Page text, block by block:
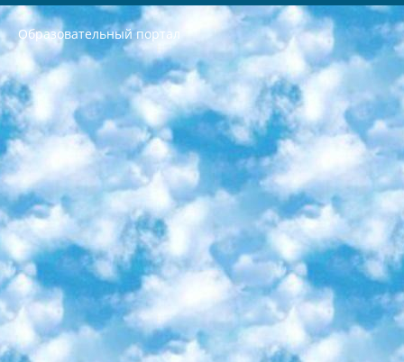
Образовательный портал
РЕСПУБЛИКА УЗБЕКИСТАН МИНИСТРЕРСТВО ДОШКОЛЬНОГО И ШКОЛЬНОГО ОБРАЗОВАНИЯ КОМАНДА в общеобразовательных учреждениях в 2023-2024 учебном году организация и проведение итоговой государственной аттестации обучающихся о Министра дошкольного и школьного образования Республики Узбекистан от 4 марта 2008 года (постановлением Минюста от 20 марта 2008 года № 1778 государственной регистрации) «Итоговое состояние учащихся общего среднего образования на основании положения об утверждении положения об аттестации общего среднего образования выпускной экзамен студентов в образовательных учреждениях в 2023-2024 учебном году В целях организации и прохождения аттестации приказываю: 1. Следующее: перечень предметов, по которым будет проводиться итоговая государственная аттестация и экзамен формы перевода согласно приложению 1; сертификаты международного образца, оценивающие уровень владения иностранными языками перечень согласно приложению 2; 2. Педагогический при специализированных образовательных учреждениях. научно-практический центр квалификации и международной оценки (Д.Давидова) 2024 г. До 25 марта: задания по предметам, по которым будет проводиться итоговая аттестация разработка и утверждение технических условий; итоговая аттестация на основании разработанного предметного задания разработка вопросов по предметам (устно и письменно), экзамен передача; общеобразовательные средние школы и специальные учебные заведения учащиеся выпускных классов школ и интернатов в агентской системе подготовка базы данных экзаменационных материалов и критериев оценки; перевод базы экзаменационных материалов на все языки обучения подать в Республиканский образовательный центр для изготовления; варианты экзаменов на основе разработанных контрольных материалов пусть будут поставлены задачи формирования. 3. Республиканский образовательный центр (Ш.Худайкулов) до 5 апреля 2024 года. до: база данных предоставленных экзаменационных материалов на все языки обучения перевод и экспертиза; для слепых, слабовидящих, глухих, слабослышащих и умственно отсталых детей учащиеся выпускных классов специализированных школ и школ-интернатов база данных экзаменационных материалов на всех преподаваемых языках подготовка критериев оценки; специализированные школы для умственно отсталых детей и технологии для учащихся выпускных классов школ-интернатов разработка соответствующих рекомендаций и критериев проведения ЕГЭ по естествознанию давать задания. 4. Педагогический при специализированных образовательных учреждениях. Научно-практический центр навыков и международной оценки (Д.Давидова), Республика образовательный центр (Худайкулов Ш.) итоговый государственный аттестационный экзамен ориентирован на творческое и логическое мышление при подготовке базы материалов учитывать введение заданий. 5. Следует отметить, что: сертификат государственного образца о знании общеобразовательного предмета и как минимум национальный уровень B1 по предметам на иностранных языках, указанным в Приложении 2. или международно признанный сертификат эквивалентного уровня студенты, изучающие определенный предмет, освобождаются от экзамена; по соответствующим предметам запланирована итоговая государственная аттестация за день до дня, путем жеребьевки Рабочей группой (в письменной форме по предметам, проводимым в форме) из числа сформированных вариантов выбрано 2 варианта; 2 выбранных варианта экзамена анонсированы на официальном сайте министерства и все выпускники по всей стране на основе этих вариантов проводит итоговую государственную аттестацию. 6. Государственное образование учащихся средних общеобразовательных учреждений. знания в соответствии с квалификационными требованиями, которые необходимо приобрести на основании стандартов итоговый (выпускной) контроль для 9 и 11 классов в целях тестирования Экзамены (далее – экзамены) состоят из предметов, перечисленных в приложении 1. будет сделано. 7. Экзамены пройдут с 26 мая по 15 июня 2024 г. (кроме науки физического воспитания). 8. Физическая для учащихся 9 классов общесредних образовательных учреждений. Экзамены по предмету «Образование, квалификация медицина» 1-6 мая 2024 года. сотрудники перевести под присмотр (с отклонениями в физическом или умственном развитии) специализированная школа для детей, школы-интернаты и со сколиозом школы-интернаты санаторного типа для больных детей исключены). 9. Он был слепым, слабовидящим и имел нарушения опорно-двигательного аппарата. экзамены в специализированных школах и интернатах для детей должны проводиться исходя из требований, предъявляемых к общеобразовательным учреждениям (физкультура кроме науки). 10. Специализированная школа для глухих и слабослышащих детей. и экзамены в интернатах и быть реализован в виде письменного теста по математике. 11. Специальность для умственно отсталых детей. Для 9 класса Родной язык и литературное письмо Государственный язык (язык обучения – узбекский). для неклассов) написано Математическое письмо Письменная/устная история Узбекистана Физическое воспитание практично Итоговый контроль Для 11 класса Написание родного языка и литературы (эссе) Математическое письмо Узбекский язык (обучение на узбекском языке) не посещающее общее среднее образование для учреждений)/Образовательное учреждение выбор письменный и устный Иностранный язык письменный/устный Письменная/устная история Узбекистана *По выбору студента:  Химия  Физика  Основы государственного права  География 10 бесплатных образовательных ресурсов - Мы составили подборку онлайн-проектов с интерактивными упражнениями, видеолекциями и статьями. Они помогут вам обрести новые и освежить старые знания бесплатно. 1. «ИНТУИТ» Старейшая образовательная площадка Рунета. Здесь вы найдёте сотни текстовых и видеокурсов на десятки различных тем — от программирования до психологии. Многие курсы подготовлены российскими университетами и крупными международными компаниями вроде Intel и Microsoft. Самостоятельное обучение бесплатное, но желающие могут оплатить услуги персональных наставников. 2. «Смартия» знакомит с актуальными профессиями и подсказывает, как им обучаться. Выбрав заинтересовавшую вас специальность — SMM-специалист, фотограф, веб-дизайнер или другую, — увидите список необходимых для неё умений. Чтобы вы могли освоить их самостоятельно, для каждого умения площадка отображает подборку ссылок на учебные материалы. Хотя «Смартия» ориентируется на русскоязычную аудиторию, часть контента всё же доступна только на английском. 3. «Лекторий Физтеха» Проект Московского физико-технического института (Физтеха). С его помощью вы можете смотреть онлайн серии лекций, записанные на видео в этом вузе. В числе доступных предметов — физика, биология, химия, информационные технологии и другие. К некоторым лекциям администрация ресурса прилагает готовые конспекты, которые можно скачивать в PDF-формате. 4. ITMOcourses Онлайн-площадка Санкт-Петербургского национального исследовательского университета информационных технологий, механики и оптики (ИТМО). Ресурс предоставляет свободный доступ к курсам, разработанным в этом вузе. Каталог материалов разбит на четыре категории: «Оптические системы и технологии», «Приборостроение и робототехника», «Информационные технологии» и «Биотехнологии». Курсы состоят из видеолекций, интерактивных демонстраций и заданий. 5. «КиберЛенинка» Электронная научная библиотека открытого доступа. Каталог площадки регулярно обрастает текстами статей из различных научных изданий. Сгруппированные по журналам и рубрикам публикации можно читать онлайн или скачивать целиком в PDF-формате. Проект нацелен на популяризацию науки за счёт открытого доступа к качественной информации. 6. «ПостНаука» На этом ресурсе публикуют подборки видеолекций, составленные экспертами из разных отраслей и объединённые общими темами. Среди них, к примеру, есть серии «Биоинформатика и геномика», «Культура средневековой Скандинавии» и Cinema Studies о теории кино. Каждая подборка лекций — логически связанная история, рассказанная экспертом от первого лица. Кроме того, на сайте появляются научно-образовательные статьи и тесты на разные темы. 7. «Newочём» Команда проекта «Newочём» отбирает самые интересные тексты из англоязычных СМИ и переводит те из них, за которые голосуют участники сообщества «ВКонтакте». По большей части это научно-популярные статьи. Редакторы придумывают лишь заголовки, в остальном содержание переводов соответствует оригиналам. Полные тексты можно читать прямо в социальной сети. 8. InternetUrok Онлайн-база материалов по основным дисциплинам школьной программы. Информация на сайте структурирована по классам, предметам и темам (урокам). Каждый урок состоит из видеолекций и конспектов. Есть также интерактивные тренажёры и тесты для закрепления пройденного материала. Даже если вы давно окончили школу, возможность повторить программу старших классов всегда может пригодиться. 9. Edutainme Ещё один ресурс об образовании. В отличие от Newtonew, как мне кажется, Edutainme больше ориентируется на представителей индустрии: педагогов, предпринимателей, разработчиков образовательных проектов. Но и любой, кто просто стремится к саморазвитию, найдёт на сайте много полезного и интересного для себя. Например, информацию о новых курсах и образовательных сервисах. 10. Newtonew Онлайн-медиа об образовании и обучении в широком смысле. Авторы Newtonew пишут об инструментах, заведениях, тактиках и стратегиях, которые помогают учить других и получать новые знания самостоятельно. На этой площадке вы найдёте новости, обзоры, аналитические мат